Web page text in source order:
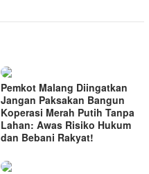
Pemkot Malang Diingatkan
Jangan Paksakan Bangun
Koperasi Merah Putih Tanpa
Lahan: Awas Risiko Hukum
dan Bebani Rakyat!